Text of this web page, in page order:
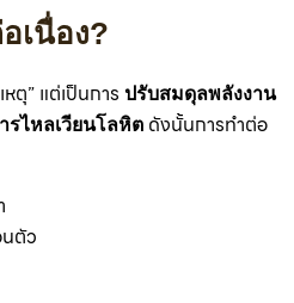
เนื่อง?
ตุ” แต่เป็นการ ปรับสมดุลพลังงาน
รไหลเวียนโลหิต ดังนั้นการทำต่อ
ตัว